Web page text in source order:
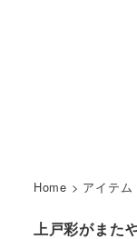
Home > アイテム
上戸彩がまた